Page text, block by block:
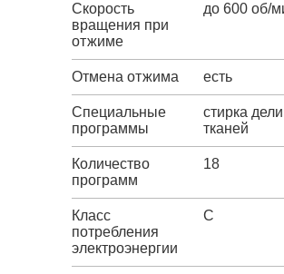
Скорость
вращения при
отжиме
до 600 об/
Отмена отжима есть
Специальные
программы
стирка
тканей
Количество
программ
18
Класс
потребления
электроэнергии
C